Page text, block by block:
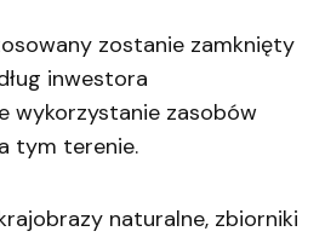
zostanie zamknięty
inwestora
wykorzystanie zasobów
tym terenie.
naturalne, zbiorniki